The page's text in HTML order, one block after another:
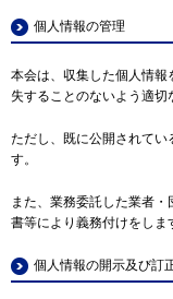
個人情報の管理
本会は、収集した個人情
失することのないよう適切
ただし、既に公開されてい
す。
また、業務委託した業者
書等により義務付けをしま
個人情報の開示及び訂